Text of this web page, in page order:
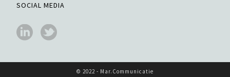
SOCIAL MEDIA
© 2022 - Mar.Communicatie